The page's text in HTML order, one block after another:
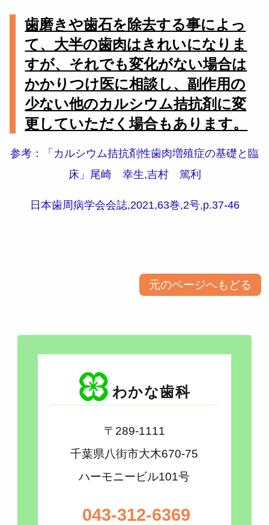
歯磨きや歯石を除去する事によっ
て、大半の歯肉はきれいになりま
すが、それでも変化がない場合は
かかりつけ医に相談し、副作用の
少ない他のカルシウム拮抗剤に変
更していただく場合もあります。
参考：「カルシウム拮抗剤性歯肉増殖症の基礎と臨
床」尾崎 幸生,吉村 篤利
日本歯周病学会会誌,2021,63巻,2号,p.37-46
元のページへもどる
わかな歯科
〒289-1111
千葉県八街市大木670-75
ハーモニービル101号
043-312-6369